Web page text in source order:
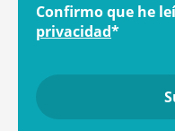
Confirmo que he
privacidad*